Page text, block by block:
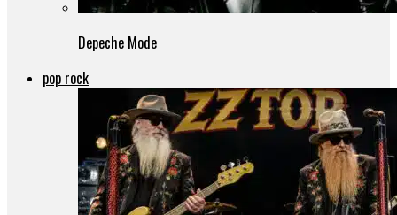
Depeche Mode
pop rock